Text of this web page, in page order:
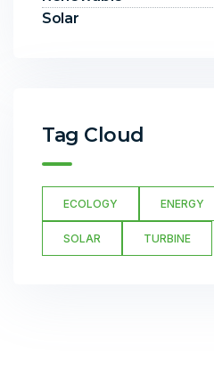
Solar
Tag Cloud
ECOLOGY ENERGY
SOLAR TURBINE